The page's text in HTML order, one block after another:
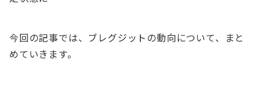
今回の記事では、ブレグジットの動向について、まと
めていきます。